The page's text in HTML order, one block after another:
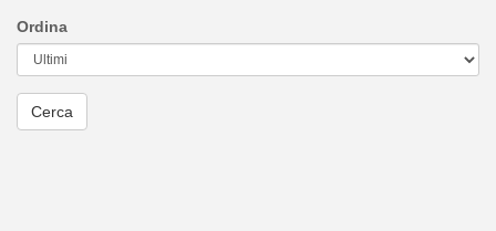
Ordina